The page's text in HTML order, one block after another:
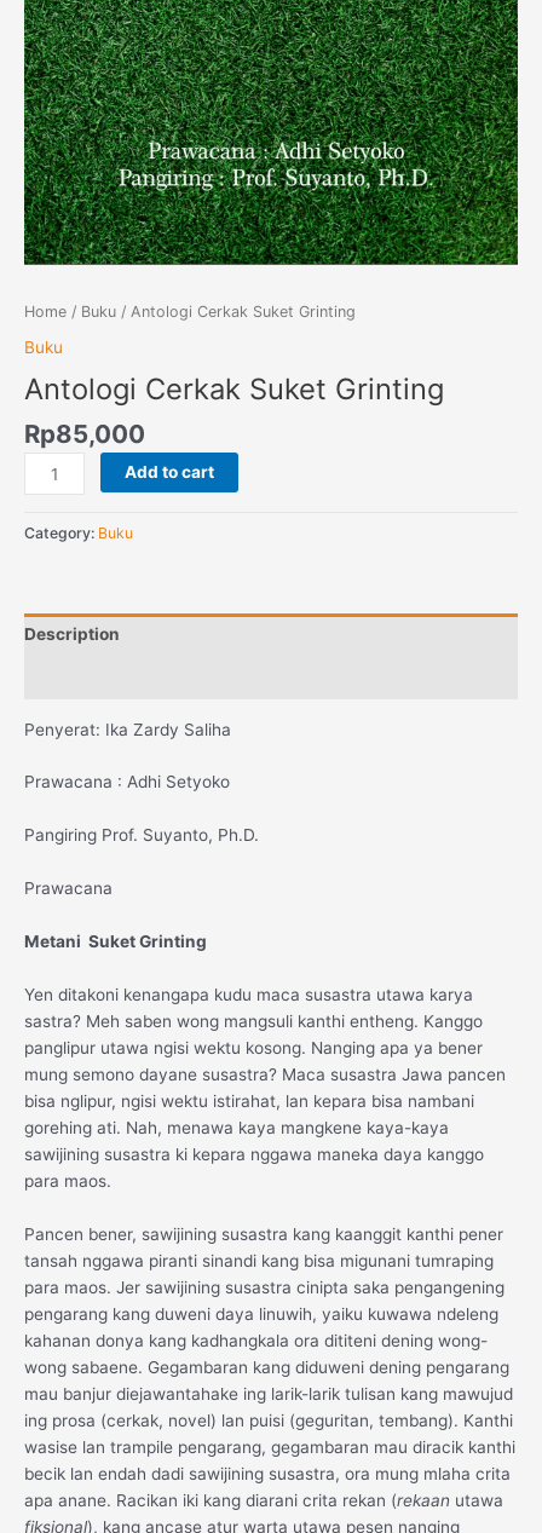
Home / Buku / Antologi Cerkak Suket Grinting
Buku
Antologi Cerkak Suket Grinting
Rp85,000
Add to cart
Category: Buku
Description
Penyerat: Ika Zardy Saliha
Prawacana : Adhi Setyoko
Pangiring Prof. Suyanto, Ph.D.
Prawacana
Metani Suket Grinting
Yen ditakoni kenangapa kudu maca susastra utawa karya
sastra? Meh saben wong mangsuli kanthi entheng. Kanggo
panglipur utawa ngisi wektu kosong. Nanging apa ya bener
mung semono dayane susastra? Maca susastra Jawa pancen
bisa nglipur, ngisi wektu istirahat, lan kepara bisa nambani
gorehing ati. Nah, menawa kaya mangkene kaya-kaya
sawijining susastra ki kepara nggawa maneka daya kanggo
para maos.
Pancen bener, sawijining susastra kang kaanggit kanthi pener
tansah nggawa piranti sinandi kang bisa migunani tumraping
para maos. Jer sawijining susastra cinipta saka pengangening
pengarang kang duweni daya linuwih, yaiku kuwawa ndeleng
kahanan donya kang kadhangkala ora dititeni dening wong-
wong sabaene. Gegambaran kang diduweni dening pengarang
mau banjur diejawantahake ing larik-larik tulisan kang mawujud
ing prosa (cerkak, novel) lan puisi (geguritan, tembang). Kanthi
wasise lan trampile pengarang, gegambaran mau diracik kanthi
becik lan endah dadi sawijining susastra, ora mung mlaha crita
apa anane. Racikan iki kang diarani crita rekan (rekaan utawa
fiksional), kang ancase atur warta utawa pesen nanging